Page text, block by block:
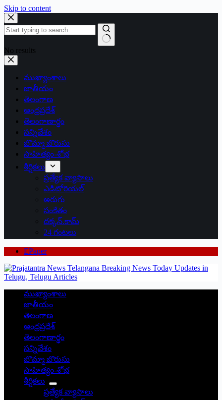
Skip to content
No results
ముఖ్యాంశాలు
జాతీయం
తెలంగాణ
ఆంధ్రప్రదేశ్
తెలంగాణార్థం
సన్నివేశం
బొమ్మా బొరుసు
సాహిత్యం-శోభ
శీర్షికలు
ప్రత్యేక వ్యాసాలు
ఎడిటోరియల్
అరుగు
సంకేతం
దక్కన్.కామ్
24 గంటలు
EPaper
ముఖ్యాంశాలు
జాతీయం
తెలంగాణ
ఆంధ్రప్రదేశ్
తెలంగాణార్థం
సన్నివేశం
బొమ్మా బొరుసు
సాహిత్యం-శోభ
శీర్షికలు
ప్రత్యేక వ్యాసాలు